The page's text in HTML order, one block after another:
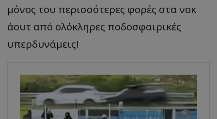
μόνος του περισσότερες φορές στα νοκ
άουτ από ολόκληρες ποδοσφαιρικές
υπερδυνάμεις!